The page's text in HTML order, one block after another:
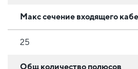
Макс сечение входящего
25
Общ количество полюсов